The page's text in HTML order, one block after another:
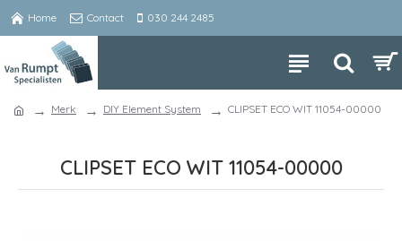
Home Contact 030 244 2485
Merk DIY Element System CLIPSET ECO WIT 11054-00000
CLIPSET ECO WIT 11054-00000